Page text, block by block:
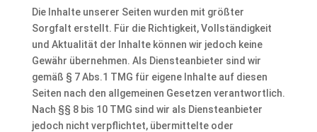
Die Inhalte unserer Seiten wurden mit größter
Sorgfalt erstellt. Für die Richtigkeit, Vollständigkeit
und Aktualität der Inhalte können wir jedoch keine
Gewähr übernehmen. Als Diensteanbieter sind wir
gemäß § 7 Abs.1 TMG für eigene Inhalte auf diesen
Seiten nach den allgemeinen Gesetzen verantwortlich.
Nach §§ 8 bis 10 TMG sind wir als Diensteanbieter
jedoch nicht verpflichtet, übermittelte oder